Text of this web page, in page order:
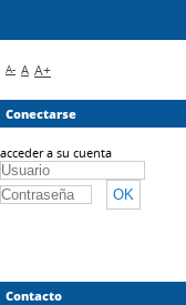
A- A A+
Conectarse
acceder a su cuenta
Contacto